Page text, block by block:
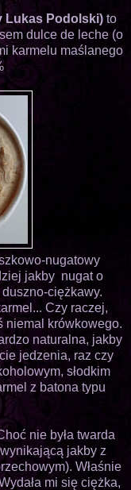
Lukas Podolski) to
dulce de leche (o
karmelu maślanego
nugatowy
jakby nugat o
ciężkawy.
Czy raczej,
niemal krówkowego.
naturalna, jakby
jedzenia, raz czy
słodkim
z batona typu
nie była twarda
jakby z
Właśnie
mi się ciężka,